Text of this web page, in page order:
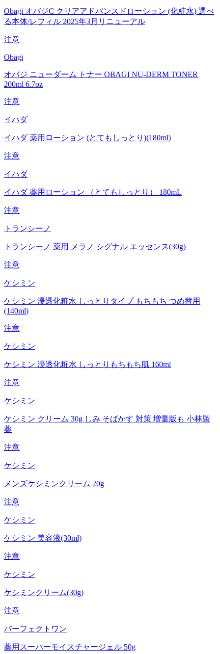
Obagi オバジC クリアアドバンスドローション (化粧水) 選べ
る本体/レフィル 2025年3月リニューアル
注意
Obagi
オバジ ニューダーム トナー OBAGI NU-DERM TONER
200ml 6.7oz
注意
イハダ
イハダ 薬用ローション (とてもしっとり)(180ml)
注意
イハダ
イハダ 薬用ローション （とてもしっとり） 180mL
注意
トランシーノ
トランシーノ 薬用 メラノ シグナル エッセンス(30g)
注意
ケシミン
ケシミン 浸透化粧水 しっとりタイプ もちもち つめ替用
(140ml)
注意
ケシミン
ケシミン 浸透化粧水 しっとりもちもち肌 160ml
注意
ケシミン
ケシミン クリーム 30g しみ そばかす 対策 増量版も 小林製
薬
注意
ケシミン
メンズケシミンクリーム 20g
注意
ケシミン
ケシミン 美容液(30ml)
注意
ケシミン
ケシミンクリーム(30g)
注意
パーフェクトワン
薬用スーパーモイスチャージェル 50g